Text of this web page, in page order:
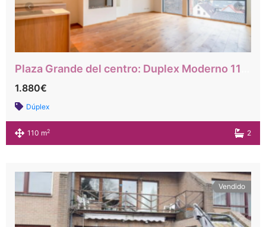
1.880€
Dúplex
110 m2 2
Vendido